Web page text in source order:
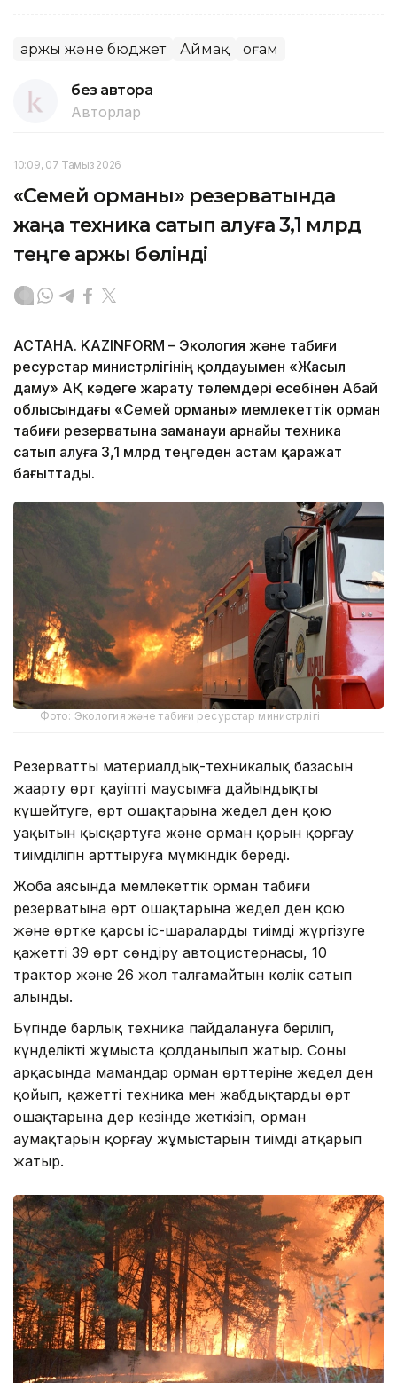
Қаржы және бюджет Аймақ Қоғам
без автора
Авторлар
10:09, 07 Тамыз 2026
«Семей орманы» резерватында
жаңа техника сатып алуға 3,1 млрд
теңге қаржы бөлінді
АСТАНА. KAZINFORM – Экология және табиғи
ресурстар министрлігінің қолдауымен «Жасыл
даму» АҚ кәдеге жарату төлемдері есебінен Абай
облысындағы «Семей орманы» мемлекеттік орман
табиғи резерватына заманауи арнайы техника
сатып алуға 3,1 млрд теңгеден астам қаражат
бағыттады.
Фото: Экология және табиғи ресурстар министрлігі
Резерваттың материалдық-техникалық базасын
жаңарту өрт қауіпті маусымға дайындықты
күшейтуге, өрт ошақтарына жедел ден қою
уақытын қысқартуға және орман қорын қорғау
тиімділігін арттыруға мүмкіндік береді.
Жоба аясында мемлекеттік орман табиғи
резерватына өрт ошақтарына жедел ден қою
және өртке қарсы іс-шараларды тиімді жүргізуге
қажетті 39 өрт сөндіру автоцистернасы, 10
трактор және 26 жол талғамайтын көлік сатып
алынды.
Бүгінде барлық техника пайдалануға беріліп,
күнделікті жұмыста қолданылып жатыр. Соның
арқасында мамандар орман өрттеріне жедел ден
қойып, қажетті техника мен жабдықтарды өрт
ошақтарына дер кезінде жеткізіп, орман
аумақтарын қорғау жұмыстарын тиімді атқарып
жатыр.